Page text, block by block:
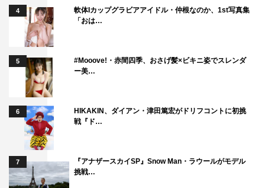
4
軟体Iカップグラビアアイドル・仲根なのか、1st写真集
「おは…
5
#Mooove!・赤間四季、おさげ髪×ビキニ姿でスレンダ
ー美…
6
HIKAKIN、ダイアン・津田篤宏がドリフコントに初挑
戦『ド…
7
『アナザースカイSP』Snow Man・ラウールがモデル
挑戦…